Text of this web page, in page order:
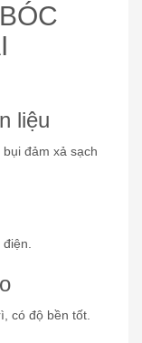
liệu
đảm xả sạch
có độ bền tốt.